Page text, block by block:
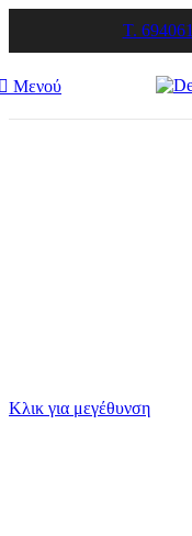
T.
Μενού
Κλικ για μεγέθυνση